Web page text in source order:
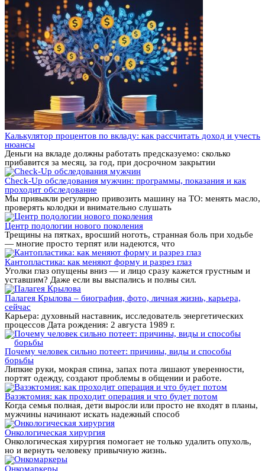
Калькулятор процентов по вкладу: как рассчитать доход и учесть
нюансы
Деньги на вкладе должны работать предсказуемо: сколько
прибавится за месяц, за год, при досрочном закрытии
Check-Up обследования мужчин: программы, показания и как
проходит обследование
Мы привыкли регулярно привозить машину на ТО: менять масло,
проверять колодки и внимательно слушать
Центр подологии нового поколения
Трещины на пятках, вросший ноготь, странная боль при ходьбе
— многие просто терпят или надеются, что
Кантопластика: как меняют форму и разрез глаз
Уголки глаз опущены вниз — и лицо сразу кажется грустным и
уставшим? Даже если вы выспались и полны сил.
Палагея Крылова – биография, фото, личная жизнь, карьера,
сейчас
Карьера: духовный наставник, исследователь энергетических
процессов Дата рождения: 2 августа 1989 г.
Почему человек сильно потеет: причины, виды и способы
борьбы
Липкие руки, мокрая спина, запах пота лишают уверенности,
портят одежду, создают проблемы в общении и работе.
Вазэктомия: как проходит операция и что будет потом
Когда семья полная, дети выросли или просто не входят в планы,
мужчины начинают искать надежный способ
Онкологическая хирургия
Онкологическая хирургия помогает не только удалить опухоль,
но и вернуть человеку привычную жизнь.
Онкомаркеры